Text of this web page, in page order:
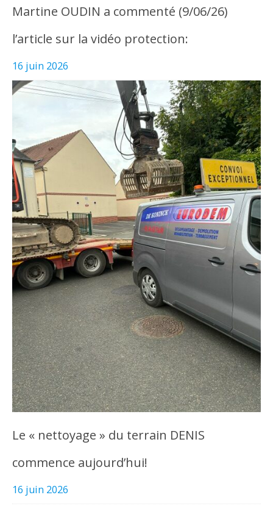
Martine OUDIN a commenté (9/06/26)
l’article sur la vidéo protection:
16 juin 2026
Le « nettoyage » du terrain DENIS
commence aujourd’hui!
16 juin 2026